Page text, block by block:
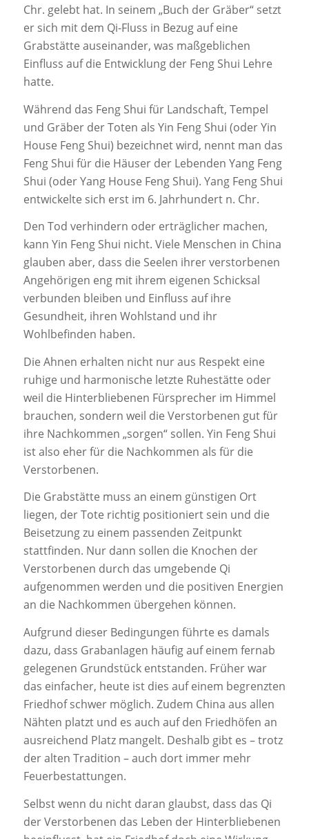
Chr. gelebt hat. In seinem „Buch der Gräber“ setzt
er sich mit dem Qi-Fluss in Bezug auf eine
Grabstätte auseinander, was maßgeblichen
Einfluss auf die Entwicklung der Feng Shui Lehre
hatte.
Während das Feng Shui für Landschaft, Tempel
und Gräber der Toten als Yin Feng Shui (oder Yin
House Feng Shui) bezeichnet wird, nennt man das
Feng Shui für die Häuser der Lebenden Yang Feng
Shui (oder Yang House Feng Shui). Yang Feng Shui
entwickelte sich erst im 6. Jahrhundert n. Chr.
Den Tod verhindern oder erträglicher machen,
kann Yin Feng Shui nicht. Viele Menschen in China
glauben aber, dass die Seelen ihrer verstorbenen
Angehörigen eng mit ihrem eigenen Schicksal
verbunden bleiben und Einfluss auf ihre
Gesundheit, ihren Wohlstand und ihr
Wohlbefinden haben.
Die Ahnen erhalten nicht nur aus Respekt eine
ruhige und harmonische letzte Ruhestätte oder
weil die Hinterbliebenen Fürsprecher im Himmel
brauchen, sondern weil die Verstorbenen gut für
ihre Nachkommen „sorgen“ sollen. Yin Feng Shui
ist also eher für die Nachkommen als für die
Verstorbenen.
Die Grabstätte muss an einem günstigen Ort
liegen, der Tote richtig positioniert sein und die
Beisetzung zu einem passenden Zeitpunkt
stattfinden. Nur dann sollen die Knochen der
Verstorbenen durch das umgebende Qi
aufgenommen werden und die positiven Energien
an die Nachkommen übergehen können.
Aufgrund dieser Bedingungen führte es damals
dazu, dass Grabanlagen häufig auf einem fernab
gelegenen Grundstück entstanden. Früher war
das einfacher, heute ist dies auf einem begrenzten
Friedhof schwer möglich. Zudem China aus allen
Nähten platzt und es auch auf den Friedhöfen an
ausreichend Platz mangelt. Deshalb gibt es – trotz
der alten Tradition – auch dort immer mehr
Feuerbestattungen.
Selbst wenn du nicht daran glaubst, dass das Qi
der Verstorbenen das Leben der Hinterbliebenen